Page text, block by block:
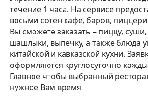
течение 1 часа. На сервисе
восьми сотен кафе, баров,
Вы сможете заказать – пиццу, суши,
шашлыки, выпечку, а также блюда
китайской и кавказской кухни.
оформляются круглосуточно
Главное чтобы выбранный
нужное Вам время.